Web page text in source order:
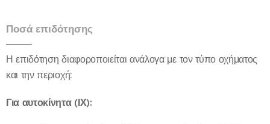
Ποσά επιδότησης
Η επιδότηση διαφοροποιείται ανάλογα με τον τύπο οχήματος
και την περιοχή:
Για αυτοκίνητα (ΙΧ):